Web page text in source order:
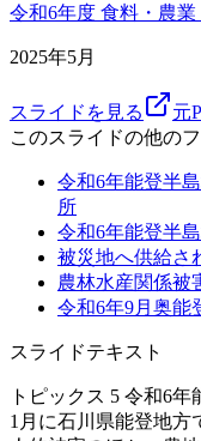
令和6年度 食料・農業
2025年5月
スライドを見る
元
このスライドの他の
令和6年能登半
所
令和6年能登半
被災地へ供給さ
農林水産関係被
令和6年9月奥能
スライドテキスト
トピックス 5 令和6
1月に石川県能登地方